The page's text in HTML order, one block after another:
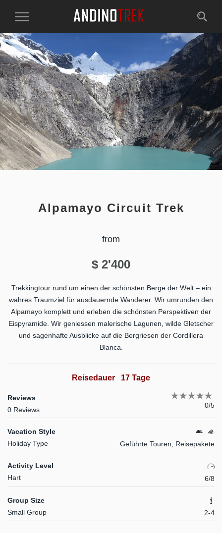
Toggle
Alpamayo Circuit Trek
from
$ 2'400
Trekkingtour rund um einen der schönsten Berge der Welt – ein
wahres Traumziel für ausdauernde Wanderer. Wir umrunden den
Alpamayo komplett und erleben die schönsten Perspektiven der
Eispyramide. Wir geniessen malerische Lagunen, wilde Gletscher
und sagenhafte Ausblicke auf die Bergriesen der Cordillera
Blanca.
Reisedauer 17 Tage
Reviews
0 Reviews
0/5
Vacation Style
Holiday Type
Geführte Touren, Reisepakete
Activity Level
Hart
6/8
Group Size
Small Group
2-4